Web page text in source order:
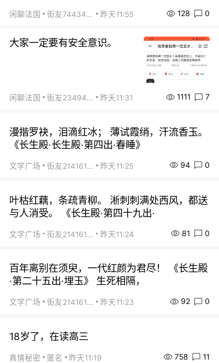
闲聊法国 街友74434350 昨天11:55 128 0
大家一定要有安全意识。
闲聊法国 街友23494008 昨天11:31 1111 7
漫揩罗袂，泪滴红冰； 薄试霞绡，汗流香玉。
《长生殿·长生殿·第四出·春睡》
文学广场 街友21416156 昨天11:25 94 0
叶枯红藕，条疏青柳。 淅刺刺满处西风，都送
与人消受。 《长生殿·第四十九出·
文学广场 街友21416156 昨天11:24 81 0
百年离别在须臾，一代红颜为君尽！ 《长生殿
·第二十五出·埋玉》 生死相隔，
文学广场 街友21416156 昨天11:23 92 0
18岁了，在读高三
真情秘密 匿名 昨天11:19 758 11